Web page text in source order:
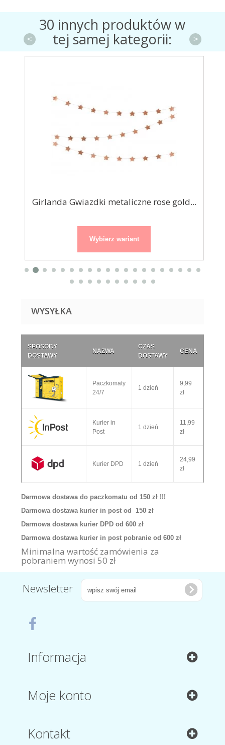
30 innych produktów w
tej samej kategorii:
Girlanda Gwiazdki metaliczne rose gold...
Wybierz wariant
< >
WYSYŁKA
SPOSOBY
DOSTAWY
NAZWA
CZAS
DOSTAWY
CENA
Paczkomaty
24/7
1 dzień
9,99
zł
Kurier in
Post
1 dzień
11,99
zł
Kurier DPD 1 dzień
24,99
zł
Darmowa dostawa do paczkomatu od 150 zł !!!
Darmowa dostawa kurier in post od 150 zł
Darmowa dostawa kurier DPD od 600 zł
Darmowa dostawa kurier in post pobranie od 600 zł
Minimalna wartość zamówienia za
pobraniem wynosi 50 zł
Newsletter
Informacja
Moje konto
Kontakt